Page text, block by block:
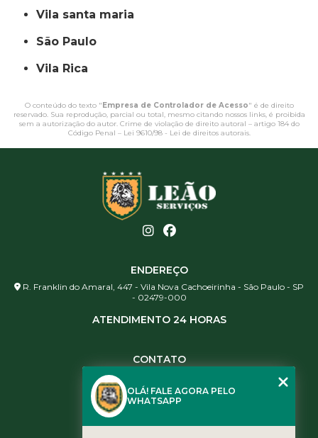
vila santa maria
São Paulo
Vila Rica
O conteúdo do texto "Empresa de Controlador de Acesso" é de direito
reservado. Sua reprodução, parcial ou total, mesmo citando nossos links, é proibida
sem a autorização do autor. Crime de violação de direito autoral – artigo 184 do
Código Penal – Lei 9610/98 - Lei de direitos autorais.
ENDEREÇO
R. Franklin do Amaral, 447 - Vila Nova Cachoeirinha - São Paulo - SP
- 02479-000
ATENDIMENTO 24 HORAS
CONTATO
(11) 3461-5871
contato@leaoservicos.com.br
OLÁ! FALE AGORA PELO
WHATSAPP